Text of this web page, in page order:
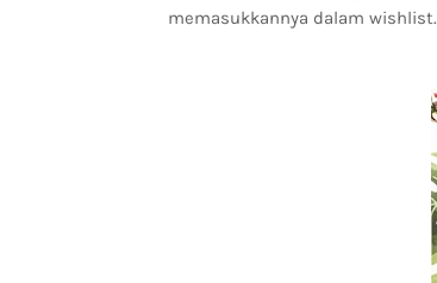
memasukkannya dalam wishlist.